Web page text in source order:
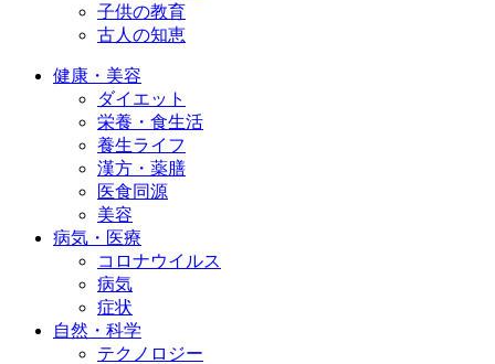
子供の教育
古人の知恵
健康・美容
ダイエット
栄養・食生活
養生ライフ
漢方・薬膳
医食同源
美容
病気・医療
コロナウイルス
病気
症状
自然・科学
テクノロジー